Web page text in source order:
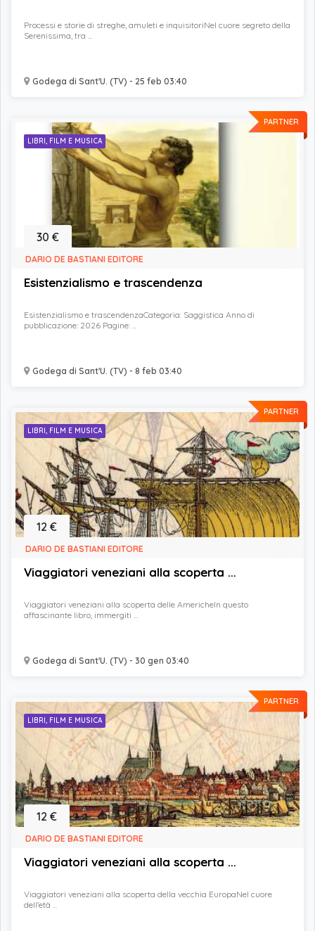
Godega di Sant'U. (TV) - 25 feb 03:40
Processi e storie di streghe, amuleti e inquisitoriNel cuore segreto della
Serenissima, tra ...
PARTNER
LIBRI, FILM E MUSICA
Esistenzialismo e trascendenza
Godega di Sant'U. (TV) - 8 feb 03:40
30 €
DARIO DE BASTIANI EDITORE
Esistenzialismo e trascendenzaCategoria: Saggistica Anno di
pubblicazione: 2026 Pagine: ...
PARTNER
LIBRI, FILM E MUSICA
Viaggiatori veneziani alla scoperta ...
Godega di Sant'U. (TV) - 30 gen 03:40
12 €
DARIO DE BASTIANI EDITORE
Viaggiatori veneziani alla scoperta delle AmericheIn questo
affascinante libro, immergiti ...
PARTNER
LIBRI, FILM E MUSICA
Viaggiatori veneziani alla scoperta ...
12 €
DARIO DE BASTIANI EDITORE
Viaggiatori veneziani alla scoperta della vecchia EuropaNel cuore
dell'età ...